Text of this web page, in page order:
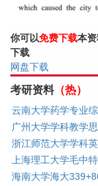
你可以免费下载本
下载
网盘下载
考研资料（热）
云南大学药学专业
广州大学学科教学
浙江师范大学学科
上海理工大学毛中
海南大学海大